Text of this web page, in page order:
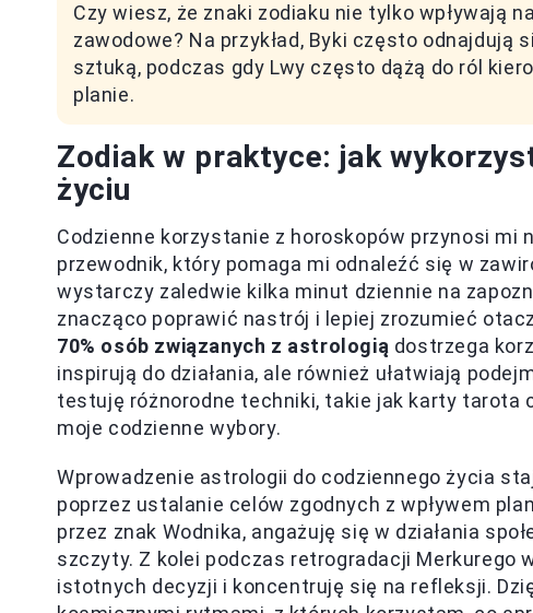
Czy wiesz, że znaki zodiaku nie tylko wpływają
zawodowe? Na przykład, Byki często
sztuką, podczas gdy Lwy często dążą do ról
planie.
Zodiak w praktyce: jak
życiu
Codzienne korzystanie z horoskopów przynosi
przewodnik, który pomaga mi odnaleźć się w
wystarczy zaledwie kilka minut dziennie na
znacząco poprawić nastrój i lepiej zrozumieć
70% osób związanych z astrologią dostrzega
inspirują do działania, ale również ułatwiają
testuję różnorodne techniki, takie jak karty tarota
moje codzienne wybory.
Wprowadzenie astrologii do codziennego życia
poprzez ustalanie celów zgodnych z wpływem
przez znak Wodnika, angażuję się w działania
szczyty. Z kolei podczas retrogradacji Merkurego
istotnych decyzji i koncentruję się na refleksji.